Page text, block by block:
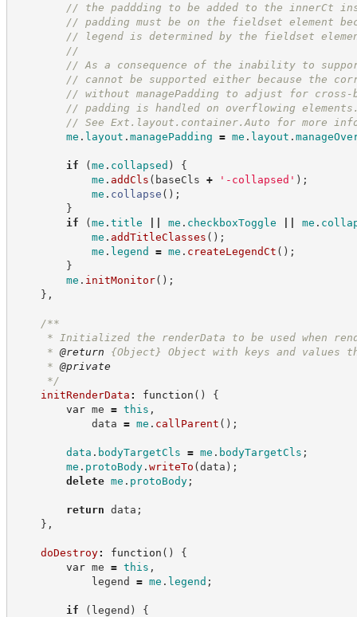
// the paddding to be added to the innerCt
// padding must be on the fieldset element
// legend is determined by the fieldset
//
// As a consequence of the inability to
// cannot be supported either because the
// without managePadding to adjust for
// padding is handled on overflowing
// See Ext.layout.container.Auto for more
me . layout . managePadding = me . layout .
if (me . collapsed )
{
me . addCls ( baseCls + ' -collapsed ' ) ;
me . collapse ( ) ;
}
if
(me . title me . checkboxToggle me .
me . addTitleClasses ( ) ;
me . legend = me . createLegendCt ( ) ;
}
me . initMonitor( ) ;
} ,
/**
* Initialized the renderData to be used when
* @return {Object}
Object with keys and values
* @private
*/
initRenderData : function ( )
{
var me = this ,
data = me . callParent ( ) ;
data . bodyTargetCls = me . bodyTargetCls ;
me . protoBody. writeTo (data ) ;
delete me . protoBody;
return data ;
} ,
doDestroy: function ( )
{
var me = this ,
legend = me . legend ;
if ( legend )
{